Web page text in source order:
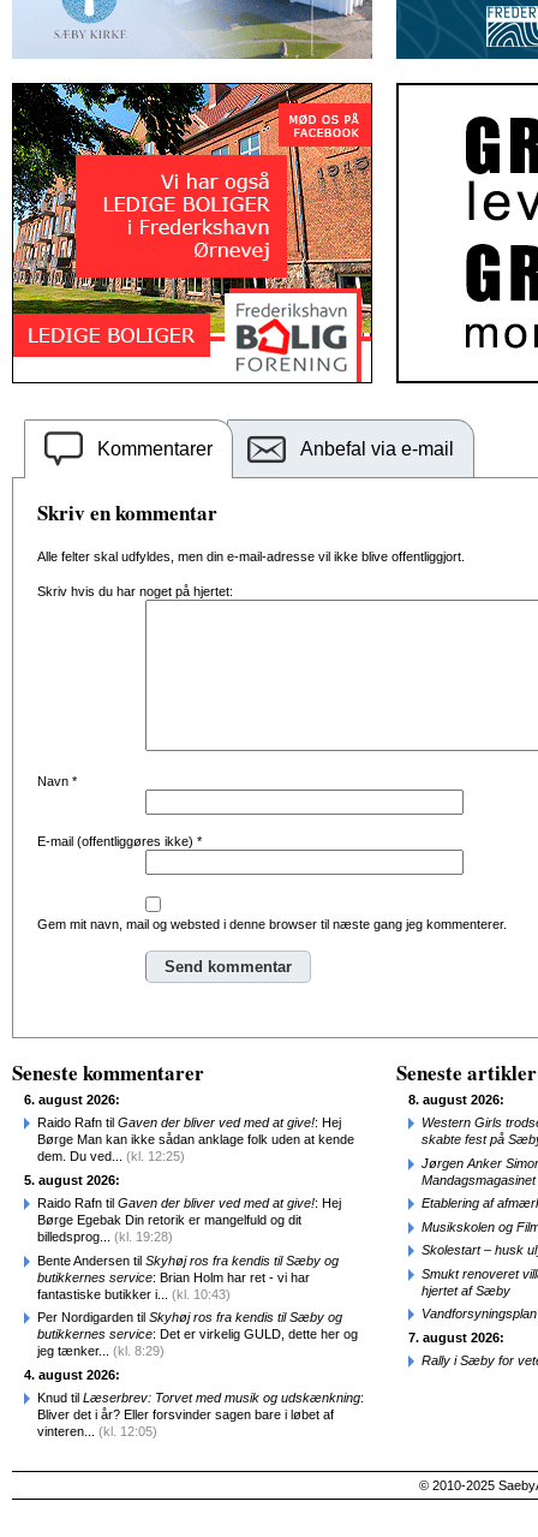
Kommentarer Anbefal via e-mail
Skriv en kommentar
Alle felter skal udfyldes, men din e-mail-adresse vil ikke blive offentliggjort.
Skriv hvis du har noget på hjertet:
Navn *
E-mail (offentliggøres ikke) *
Gem mit navn, mail og websted i denne browser til næste gang jeg kommenterer.
Seneste kommentarer
6. august 2026:
Raido Rafn til Gaven der bliver ved med at give!: Hej
Børge Man kan ikke sådan anklage folk uden at kende
dem. Du ved... (kl. 12:25)
5. august 2026:
Raido Rafn til Gaven der bliver ved med at give!: Hej
Børge Egebak Din retorik er mangelfuld og dit
billedsprog... (kl. 19:28)
Bente Andersen til Skyhøj ros fra kendis til Sæby og
butikkernes service: Brian Holm har ret - vi har
fantastiske butikker i... (kl. 10:43)
Per Nordigarden til Skyhøj ros fra kendis til Sæby og
butikkernes service: Det er virkelig GULD, dette her og
jeg tænker... (kl. 8:29)
4. august 2026:
Knud til Læserbrev: Torvet med musik og udskænkning:
Bliver det i år? Eller forsvinder sagen bare i løbet af
vinteren... (kl. 12:05)
Seneste artikler
8. august 2026:
Western Girls
skabte fest på
Jørgen Anker
Mandagsmagasinet
Etablering af
Musikskolen og
Skolestart – husk
Smukt renoveret
hjertet af Sæby
7. august 2026:
Rally i Sæby for
© 2010-2025